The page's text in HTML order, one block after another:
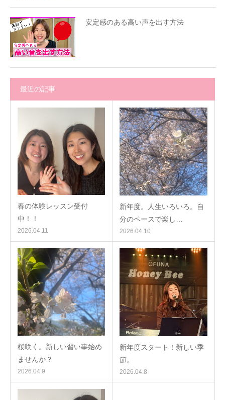
安定感のある高い声を出す方法
最近の記事
春の体験レッスン受付
中！！
2026.04.11
新年度。人生いろいろ。自
分のペースで楽し…
2026.04.10
桜咲く。新しい習い事始め
ませんか？
2026.04.9
新年度スタート！新しい季
節。
2026.04.8